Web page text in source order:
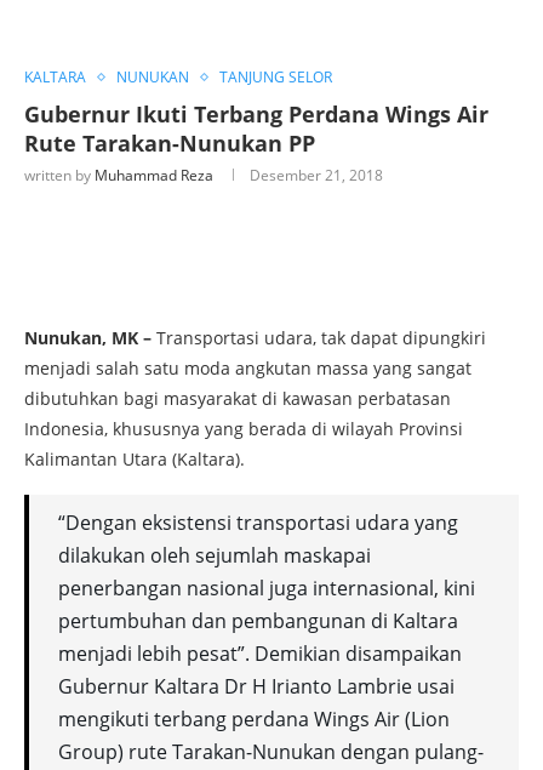
KALTARA NUNUKAN TANJUNG SELOR
Gubernur Ikuti Terbang Perdana Wings Air
Rute Tarakan-Nunukan PP
written by Muhammad Reza Desember 21, 2018
Nunukan, MK – Transportasi udara, tak dapat dipungkiri
menjadi salah satu moda angkutan massa yang sangat
dibutuhkan bagi masyarakat di kawasan perbatasan
Indonesia, khususnya yang berada di wilayah Provinsi
Kalimantan Utara (Kaltara).
“Dengan eksistensi transportasi udara yang
dilakukan oleh sejumlah maskapai
penerbangan nasional juga internasional, kini
pertumbuhan dan pembangunan di Kaltara
menjadi lebih pesat”. Demikian disampaikan
Gubernur Kaltara Dr H Irianto Lambrie usai
mengikuti terbang perdana Wings Air (Lion
Group) rute Tarakan-Nunukan dengan pulang-